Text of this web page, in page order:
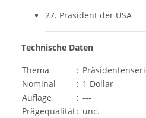
27. Präsident der USA
Technische Daten
Thema
:
Nominal
: 1 Dollar
Auflage
: ---
Prägequalität: unc.